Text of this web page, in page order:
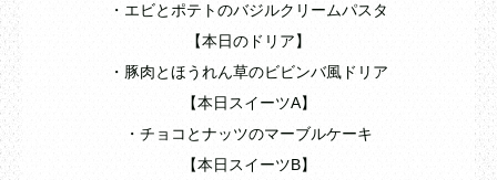
・エビとポテトのバジルクリームパスタ
【本日のドリア】
・豚肉とほうれん草のビビンバ風ドリア
【本日スイーツA】
・チョコとナッツのマーブルケーキ
【本日スイーツB】